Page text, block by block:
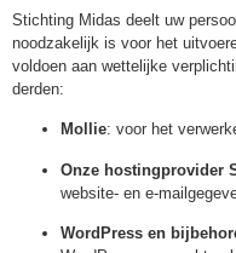
Stichting Midas deelt uw
noodzakelijk is voor het
voldoen aan wettelijke
derden:
Mollie: voor het
Onze hostingprovider
website- en e-
WordPress en